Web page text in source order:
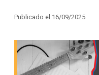
Publicado el 16/09/2025